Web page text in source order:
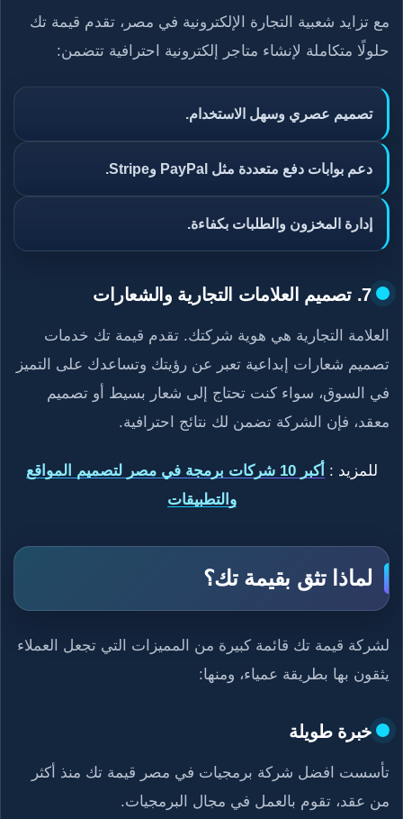
مع تزايد شعبية التجارة الإلكترونية في مصر، تقدم قيمة تك
حلولًا متكاملة لإنشاء متاجر إلكترونية احترافية تتضمن:
تصميم عصري وسهل الاستخدام.
دعم بوابات دفع متعددة مثل PayPal وStripe.
إدارة المخزون والطلبات بكفاءة.
7. تصميم العلامات التجارية والشعارات
العلامة التجارية هي هوية شركتك. تقدم قيمة تك خدمات
تصميم شعارات إبداعية تعبر عن رؤيتك وتساعدك على التميز
في السوق، سواء كنت تحتاج إلى شعار بسيط أو تصميم
معقد، فإن الشركة تضمن لك نتائج احترافية.
للمزيد :
أكبر 10 شركات برمجة في مصر لتصميم المواقع
والتطبيقات
لماذا تثق بقيمة تك؟
لشركة قيمة تك قائمة كبيرة من المميزات التي تجعل العملاء
يثقون بها بطريقة عمياء، ومنها:
خبرة طويلة
تأسست افضل شركة برمجيات في مصر قيمة تك منذ أكثر
من عقد، تقوم بالعمل في مجال البرمجيات.